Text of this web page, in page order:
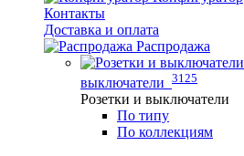
Контакты
Доставка и оплата
Распродажа
выключатели 3125
Розетки и выключатели
По типу
По коллекциям